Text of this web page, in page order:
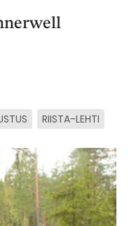
RIISTA-LEHTI